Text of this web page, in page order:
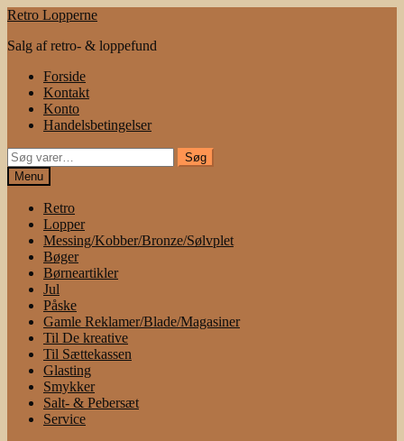
Spring
navigation
Spring
indhold
Retro Lopperne
Salg af retro- & loppefund
Forside
Kontakt
Konto
Handelsbetingelser
Søg
efter:
Søg
Menu
Retro
Lopper
Messing/Kobber/Bronze/Sølvplet
Bøger
Børneartikler
Jul
Påske
Gamle Reklamer/Blade/Magasiner
Til De kreative
Til Sættekassen
Glasting
Smykker
Salt- & Pebersæt
Service